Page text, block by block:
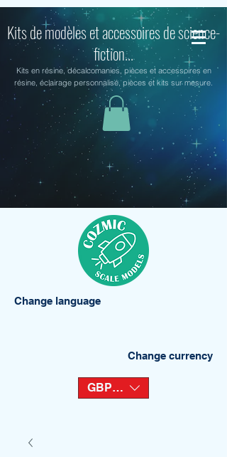
Kits de modèles et accessoires de science-
fiction...
Kits en résine, décalcomanies, pièces et accessoires en
résine, éclairage personnalisé, pièces et kits sur mesure.
Change language
Change currency
GBP (£)